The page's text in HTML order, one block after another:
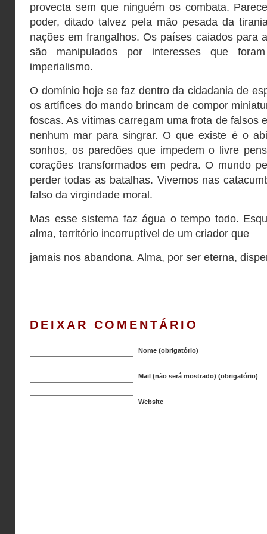
provecta sem que ninguém os combata.
poder, ditado talvez pela mão pesada da
nações em frangalhos. Os países caiados para
são manipulados por interesses que
imperialismo.
O domínio hoje se faz dentro da cidadania de
os artífices do mando brincam de compor
foscas. As vítimas carregam uma frota de falsos
nenhum mar para singrar. O que existe é o
sonhos, os paredões que impedem o livre
corações transformados em pedra. O mundo
perder todas as batalhas. Vivemos nas
falso da virgindade moral.
Mas esse sistema faz água o tempo todo.
alma, território incorruptível de um criador que
jamais nos abandona. Alma, por ser eterna,
DEIXAR COMENTÁRIO
Nome (obrigatório)
Mail (não será mostrado) (obrigatório)
Website